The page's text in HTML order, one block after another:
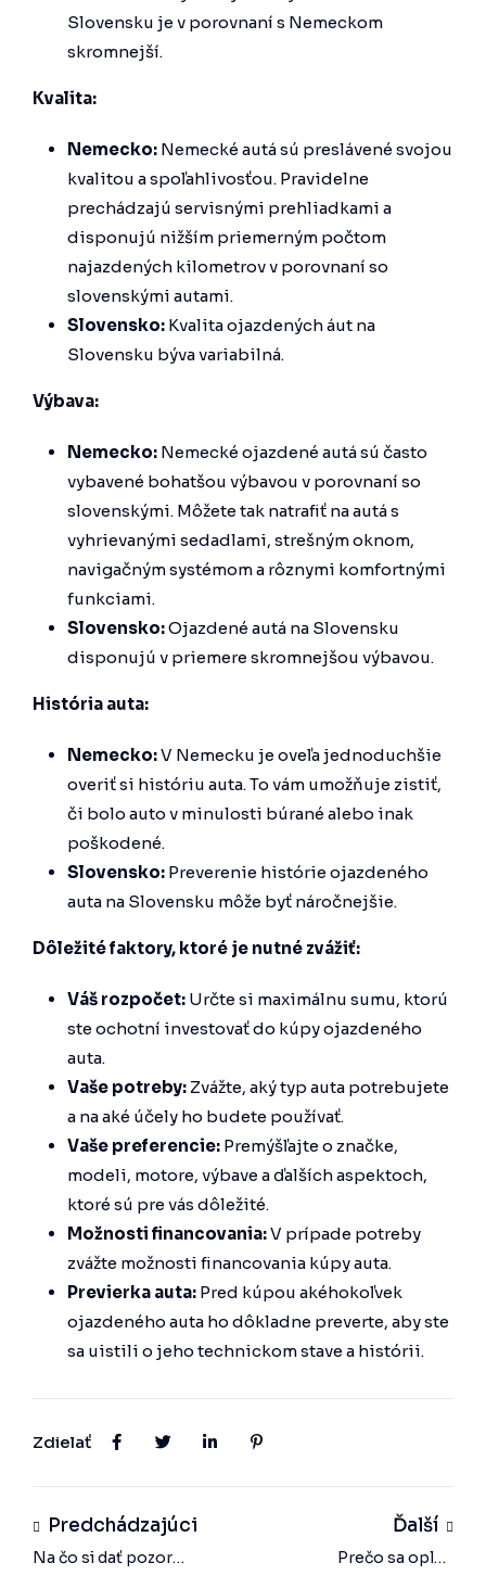
Slovensku je v porovnaní s Nemeckom
skromnejší.
Kvalita:
Nemecko: Nemecké autá sú preslávené svojou
kvalitou a spoľahlivosťou. Pravidelne
prechádzajú servisnými prehliadkami a
disponujú nižším priemerným počtom
najazdených kilometrov v porovnaní so
slovenskými autami.
Slovensko: Kvalita ojazdených áut na
Slovensku býva variabilná.
Výbava:
Nemecko: Nemecké ojazdené autá sú často
vybavené bohatšou výbavou v porovnaní so
slovenskými. Môžete tak natrafiť na autá s
vyhrievanými sedadlami, strešným oknom,
navigačným systémom a rôznymi komfortnými
funkciami.
Slovensko:Ojazdené autá na Slovensku
disponujú v priemere skromnejšou výbavou.
História auta:
Nemecko:V Nemecku je oveľa jednoduchšie
overiť si históriu auta. To vám umožňuje zistiť,
či bolo auto v minulosti búrané alebo inak
poškodené.
Slovensko: Preverenie histórie ojazdeného
auta na Slovensku môže byť náročnejšie.
Dôležité faktory, ktoré je nutné zvážiť:
Váš rozpočet: Určte si maximálnu sumu, ktorú
ste ochotní investovať do kúpy ojazdeného
auta.
Vaše potreby: Zvážte, aký typ auta potrebujete
a na aké účely ho budete používať.
Vaše preferencie: Premýšľajte o značke,
modeli, motore, výbave a ďalších aspektoch,
ktoré sú pre vás dôležité.
Možnosti financovania:V prípade potreby
zvážte možnosti financovania kúpy auta.
Previerka auta: Pred kúpou akéhokoľvek
ojazdeného auta ho dôkladne preverte, aby ste
sa uistili o jeho technickom stave a histórii.
Zdielať
Predchádzajúci
Na čo si dať pozor
Ďalší
Prečo sa oplatí